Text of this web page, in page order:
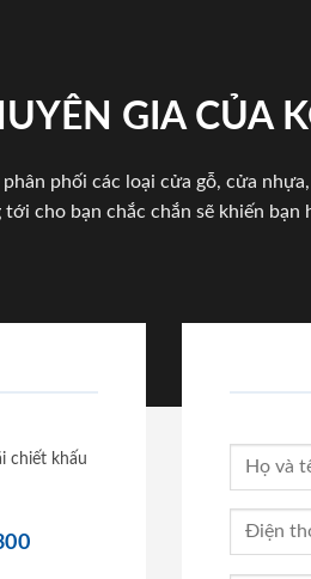
GIA CỦA
phối các loại cửa gỗ, cửa
tới cho bạn chắc chắn sẽ khiến bạn
chiết khấu